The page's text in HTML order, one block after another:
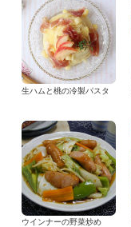
生ハムと桃の冷製パスタ
ウインナーの野菜炒め